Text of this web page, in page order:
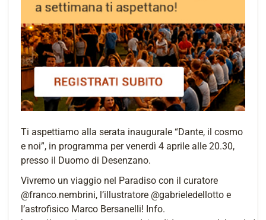
Ti aspettiamo alla serata inaugurale “Dante, il cosmo
e noi”, in programma per venerdì 4 aprile alle 20.30,
presso il Duomo di Desenzano.
Vivremo un viaggio nel Paradiso con il curatore
@franco.nembrini, l’illustratore @gabrieledellotto e
l’astrofisico Marco Bersanelli! Info.